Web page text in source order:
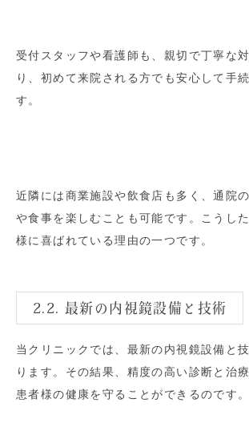
受付スタッフや看護師も、親切で丁寧な
り、初めて来院される方でも安心して手
す。
近隣には商業施設や飲食店も多く、通院
や食事を楽しむことも可能です。こうし
様に喜ばれている理由の一つです。
2.2. 最新の内視鏡設備と技術
当クリニックでは、最新の内視鏡設備と
ります。その結果、精度の高い診断と治
患者様の健康を守ることができるのです。